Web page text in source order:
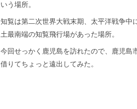
いう場所。
知覧は第二次世界大戦末期、太平洋戦争中
土最南端の知覧飛行場があった場所。
今回せっかく鹿児島を訪れたので、鹿児島
借りてちょっと遠出してみた。